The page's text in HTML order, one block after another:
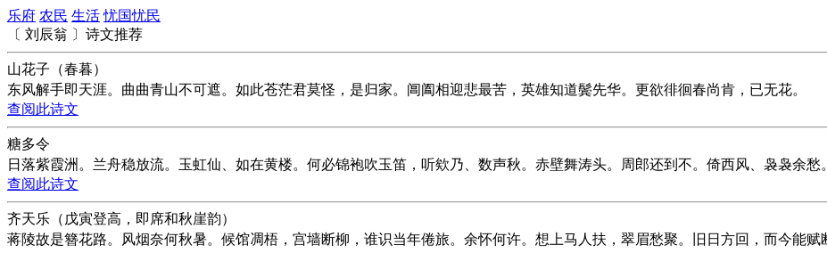
乐府 农民 生活 忧国忧民
〔 刘辰翁 〕诗文推荐
山花子（春暮）
东风解手即天涯。曲曲青山不可遮。如此苍茫君莫怪，是归家。阊阖相迎悲最苦，英雄知道鬓先华。更欲徘徊春尚肯，已无花。
查阅此诗文
糖多令
日落紫霞洲。兰舟稳放流。玉虹仙、如在黄楼。何必锦袍吹玉笛，听欸乃、数声秋。赤壁舞涛头。周郎还到不。倚西风、袅袅余愁
查阅此诗文
齐天乐（戊寅登高，即席和秋崖韵）
蒋陵故是簪花路。风烟奈何秋暑。候馆凋梧，宫墙断柳，谁识当年倦旅。余怀何许。想上马人扶，翠眉愁聚。旧日方回，而今能